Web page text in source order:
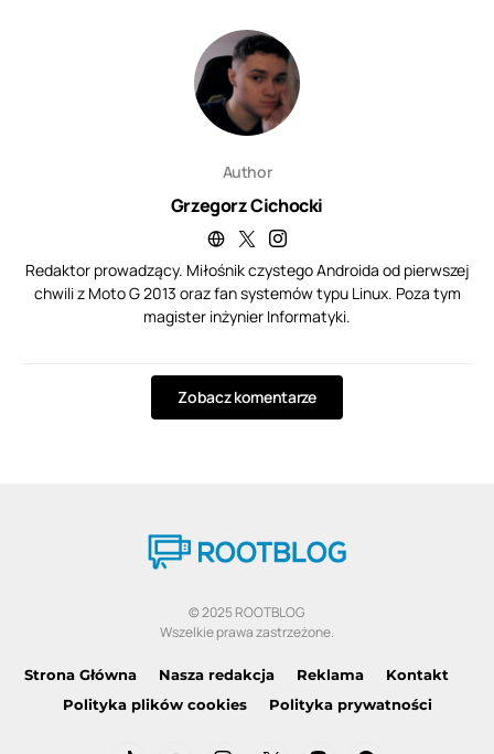
Author
Grzegorz Cichocki
Redaktor prowadzący. Miłośnik czystego Androida od pierwszej
chwili z Moto G 2013 oraz fan systemów typu Linux. Poza tym
magister inżynier Informatyki.
Zobacz komentarze
© 2025 ROOTBLOG
Wszelkie prawa zastrzeżone.
Strona Główna Nasza redakcja Reklama
Kontakt
Polityka plików cookies
Polityka prywatności